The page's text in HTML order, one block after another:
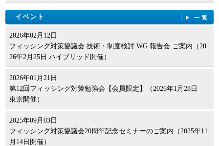
イベント 一覧
2026年02月12日
フィッシング対策協議会 技術・制度検討 WG 報告会 ご案内（20
26年2月25日 ハイブリッド開催）
2026年01月21日
第12回フィッシング対策勉強会【会員限定】（2026年1月28日
東京開催）
2025年09月03日
フィッシング対策協議会20周年記念セミナーのご案内（2025年11
月14日開催）